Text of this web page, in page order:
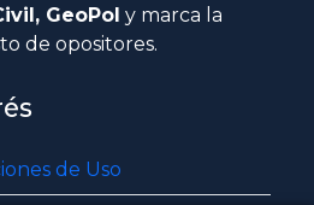
GeoPol y marca la
de opositores.
de Uso